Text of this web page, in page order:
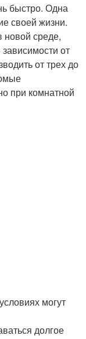
быстро. Одна
своей жизни.
новой среде,
от
от трех до
при комнатной
могут
долгое